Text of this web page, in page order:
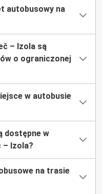
autobusowy na
– Izola są
o ograniczonej
w autobusie
dostępne w
– Izola?
na trasie